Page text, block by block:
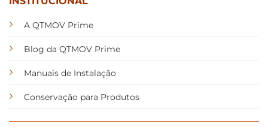
A QTMOV Prime
Blog da QTMOV Prime
Manuais de Instalação
Conservação para Produtos